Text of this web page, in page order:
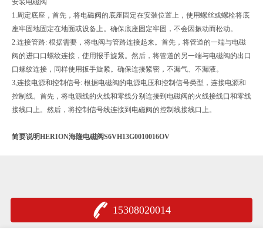
1.周定底座，首先，将电磁阀的底座固定在安装位置上，使用螺丝或螺栓将底
座牢固地固定在地面或设备上。确保底座固定牢固，不会因振动而松动。
2.连接管路: 根据需要，将电阀与管路连接起来。首先，将管道的一端与电磁
阀的进口口螺纹连接，使用报手旋紧。然后，将管道的另一端与电磁阀的出口
口螺纹连接，同样使用扳手旋紧。确保连接紧密，不漏气、不漏液。
3,连接电源和控制信号: 根据电磁阀的电源电压和控制信号类型，连接电源和
控制线。首先，将电源线的火线和零线分别连接到电磁阀的火线接线口和零线
接线口上。然后，将控制信号线连接到电磁阀的控制线接线口上。
简要说明HERION海隆电磁阀S6VH13G0010016OV
15308020014